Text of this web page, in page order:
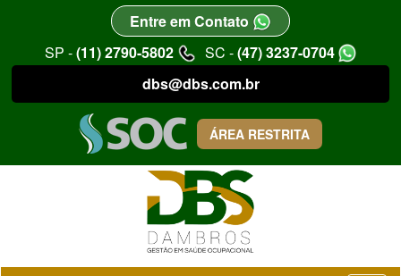
Entre em Contato
SP -(11) 2790-5802 SC -(47) 3237-0704
dbs@dbs.com.br
ÁREA RESTRITA